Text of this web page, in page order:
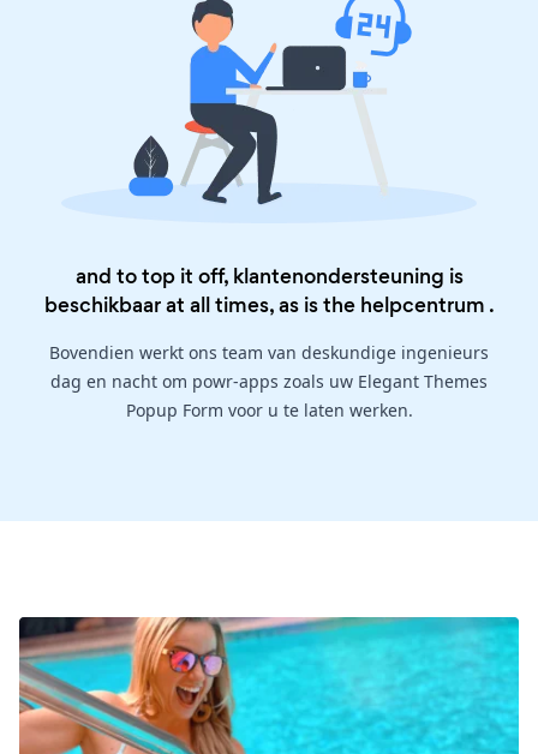
and to top it off, klantenondersteuning is
beschikbaar at all times, as is the helpcentrum .
Bovendien werkt ons team van deskundige ingenieurs
dag en nacht om powr-apps zoals uw Elegant Themes
Popup Form voor u te laten werken.